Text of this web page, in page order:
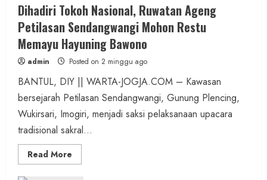
Dihadiri Tokoh Nasional, Ruwatan Ageng
Petilasan Sendangwangi Mohon Restu
Memayu Hayuning Bawono
admin Posted on 2 minggu ago
BANTUL, DIY || WARTA-JOGJA.COM – Kawasan
bersejarah Petilasan Sendangwangi, Gunung Plencing,
Wukirsari, Imogiri, menjadi saksi pelaksanaan upacara
tradisional sakral...
Read More
more